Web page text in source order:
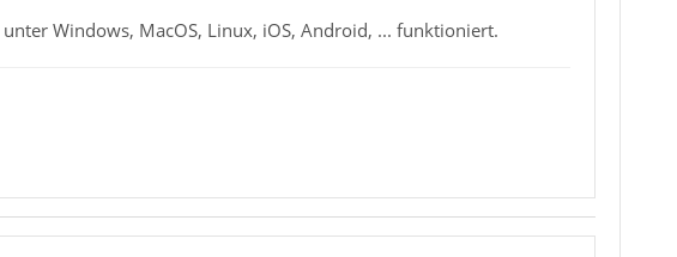
Windows, MacOS, Linux, iOS, Android, ... funktioniert.